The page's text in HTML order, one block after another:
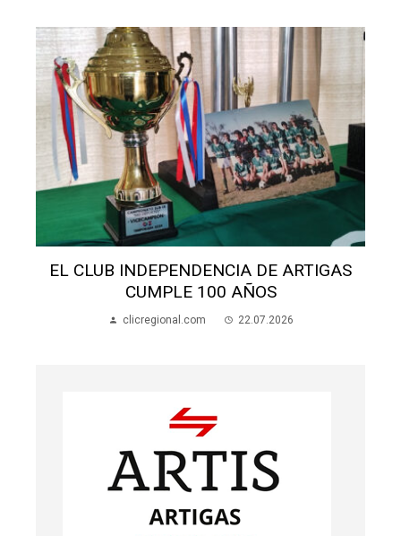
EL CLUB INDEPENDENCIA DE ARTIGAS
CUMPLE 100 AÑOS
clicregional.com 22.07.2026